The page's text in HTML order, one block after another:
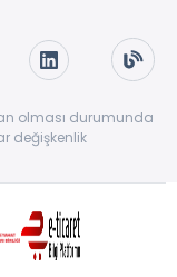
olması durumunda
değişkenlik